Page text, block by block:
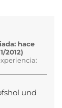
hace
2012)
und